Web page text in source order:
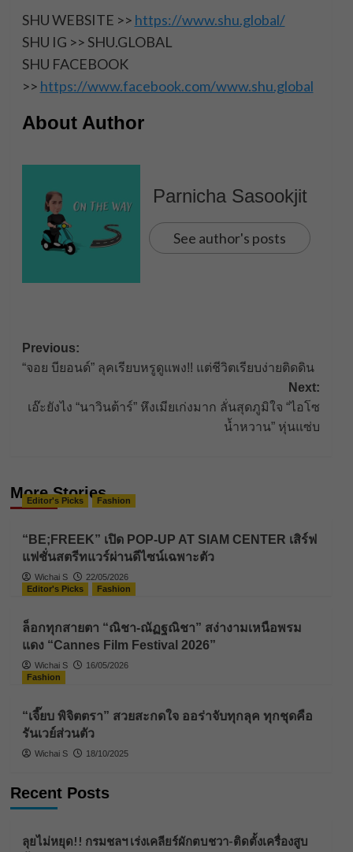
SHU WEBSITE >> https://www.shu.global/
SHU IG >> SHU.GLOBAL
SHU FACEBOOK
>> https://www.facebook.com/www.shu.global
About Author
Parnicha Sasookjit
See author's posts
Post
navigation
Previous:
“จอย บียอนด์” ลุคเรียบหรูดูแพง!! แต่ชีวิตเรียบง่ายติดดิน
Next:
เอ๊ะยังไง “นาวินต้าร์” หึงเมียเก่งมาก ลั่นสุดภูมิใจ “ไอโซ
น้ำหวาน” หุ่นแซ่บ
More Stories
Editor's Picks Fashion
“BE;FREEK” เปิด POP-UP AT SIAM CENTER เสิร์ฟ
แฟชั่นสตรีทแวร์ผ่านดีไซน์เฉพาะตัว
Wichai S
22/05/2026
Editor's Picks
Fashion
ล็อกทุกสายตา “ณิชา-ณัฏฐณิชา” สง่างามเหนือพรม
แดง “Cannes Film Festival 2026”
Wichai S
16/05/2026
Fashion
“เจี๊ยบ พิจิตตรา” สวยสะกดใจ ออร่าจับทุกลุค ทุกชุดคือ
รันเวย์ส่วนตัว
Wichai S 18/10/2025
Recent Posts
ลุยไม่หยุด!! กรมชลฯ เร่งเคลียร์ผักตบชวา-ติดตั้งเครื่องสูบ